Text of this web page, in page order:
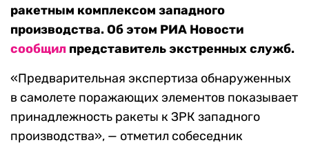
ракетным комплексом западного
производства. Об этом РИА Новости
сообщил представитель экстренных служб.
«Предварительная экспертиза обнаруженных
в самолете поражающих элементов показывает
принадлежность ракеты к ЗРК западного
производства», — отметил собеседник